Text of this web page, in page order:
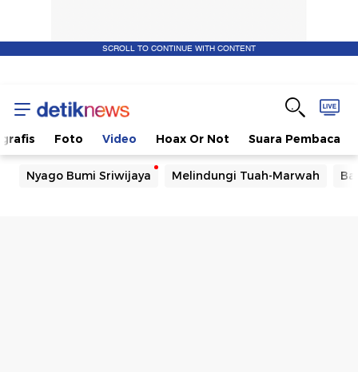
SCROLL TO CONTINUE WITH CONTENT
Foto Video Hoax Or Not Suara Pembaca
Nyago Bumi Sriwijaya Melindungi Tuah-Marwah